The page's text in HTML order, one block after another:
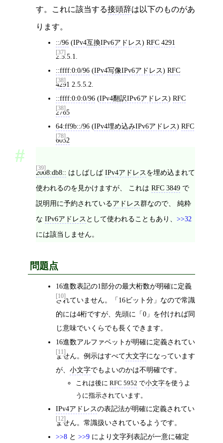
す。これに該当する接頭辞は以下のものがあ
ります。
[37]
::/96 (IPv4互換IPv6アドレス) RFC 4291
2.5.5.1.
[38]
::ffff:0:0/96 (IPv4写像IPv6アドレス) RFC
4291 2.5.5.2.
[38]
::ffff:0:0:0/96 (IPv4翻訳IPv6アドレス) RFC
2765
[78]
64:ff9b::/96 (IPv4埋め込みIPv6アドレス) RFC
6052
[39]
2008:db8:: はしばしばIPv4アドレスを埋め込まれて
使われるのを見かけますが、 これは RFC 3849 で
説明用に予約されているアドレス群なので、 純粋
な IPv6アドレス として使われることもあり、 >>32
には該当しません。
問題点
[10]
16進数表記の1部分の最大桁数が明確に定義
されていません。「16ビット分」なので常識
的には4桁ですが、先頭に「0」を付ければ同
じ意味でいくらでも長くできます。
[11]
16進数アルファベットが明確に定義されてい
ません。例示はすべて大文字になっています
が、 小文字でもよいのかは不明確です。
これは後に RFC 5952 で小文字を使うよ
うに指示されています。
[12]
IPv4アドレスの表記法が明確に定義されてい
ません。常識扱いされているようです。
>>8 と >>9 により文字列表記が一意に確定